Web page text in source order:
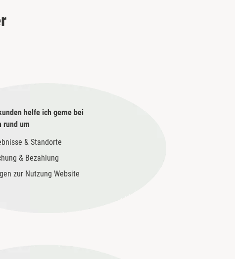
helfe ich gerne bei
rund um
& Standorte
& Bezahlung
zur Nutzung Website